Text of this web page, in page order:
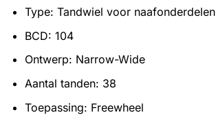
Type: Tandwiel voor naafonderdelen
BCD: 104
Ontwerp: Narrow-Wide
Aantal tanden: 38
Toepassing: Freewheel